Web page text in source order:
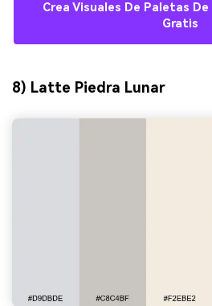
Crea Visuales De Paletas
Gratis
8) Latte Piedra Lunar